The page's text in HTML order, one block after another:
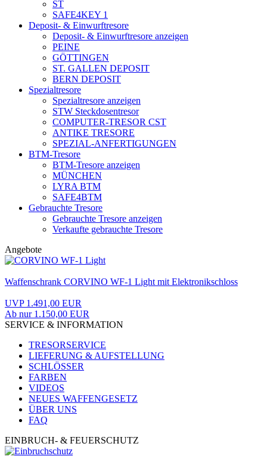
ST
SAFE4KEY 1
Deposit- & Einwurftresore
Deposit- & Einwurftresore anzeigen
PEINE
GÖTTINGEN
ST. GALLEN DEPOSIT
BERN DEPOSIT
Spezialtresore
Spezialtresore anzeigen
STW Steckdosentresor
COMPUTER-TRESOR CST
ANTIKE TRESORE
SPEZIAL-ANFERTIGUNGEN
BTM-Tresore
BTM-Tresore anzeigen
MÜNCHEN
LYRA BTM
SAFE4BTM
Gebrauchte Tresore
Gebrauchte Tresore anzeigen
Verkaufte gebrauchte Tresore
Angebote
Waffenschrank CORVINO WF-1 Light mit Elektronikschloss
UVP 1.491,00 EUR
Ab nur 1.150,00 EUR
SERVICE & INFORMATION
TRESORSERVICE
LIEFERUNG & AUFSTELLUNG
SCHLÖSSER
FARBEN
VIDEOS
NEUES WAFFENGESETZ
ÜBER UNS
FAQ
EINBRUCH- & FEUERSCHUTZ